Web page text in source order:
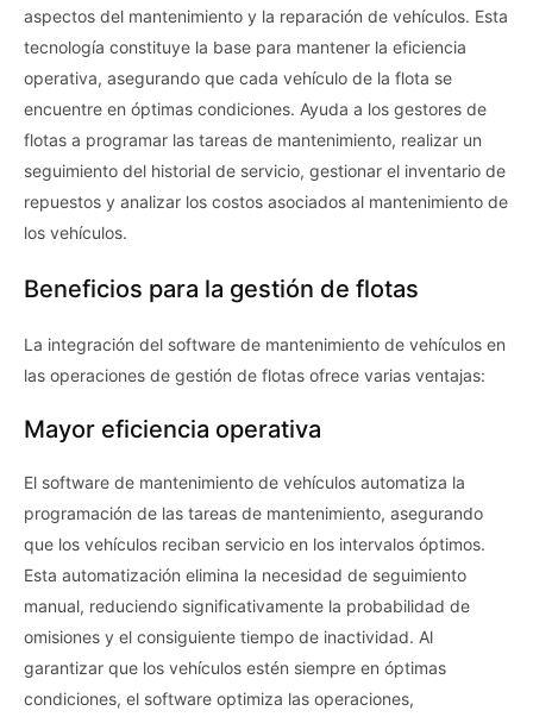
aspectos del mantenimiento y la reparación de vehículos. Esta
tecnología constituye la base para mantener la eficiencia
operativa, asegurando que cada vehículo de la flota se
encuentre en óptimas condiciones. Ayuda a los gestores de
flotas a programar las tareas de mantenimiento, realizar un
seguimiento del historial de servicio, gestionar el inventario de
repuestos y analizar los costos asociados al mantenimiento de
los vehículos.
Beneficios para la gestión de flotas
La integración del software de mantenimiento de vehículos en
las operaciones de gestión de flotas ofrece varias ventajas:
Mayor eficiencia operativa
El software de mantenimiento de vehículos automatiza la
programación de las tareas de mantenimiento, asegurando
que los vehículos reciban servicio en los intervalos óptimos.
Esta automatización elimina la necesidad de seguimiento
manual, reduciendo significativamente la probabilidad de
omisiones y el consiguiente tiempo de inactividad. Al
garantizar que los vehículos estén siempre en óptimas
condiciones, el software optimiza las operaciones,